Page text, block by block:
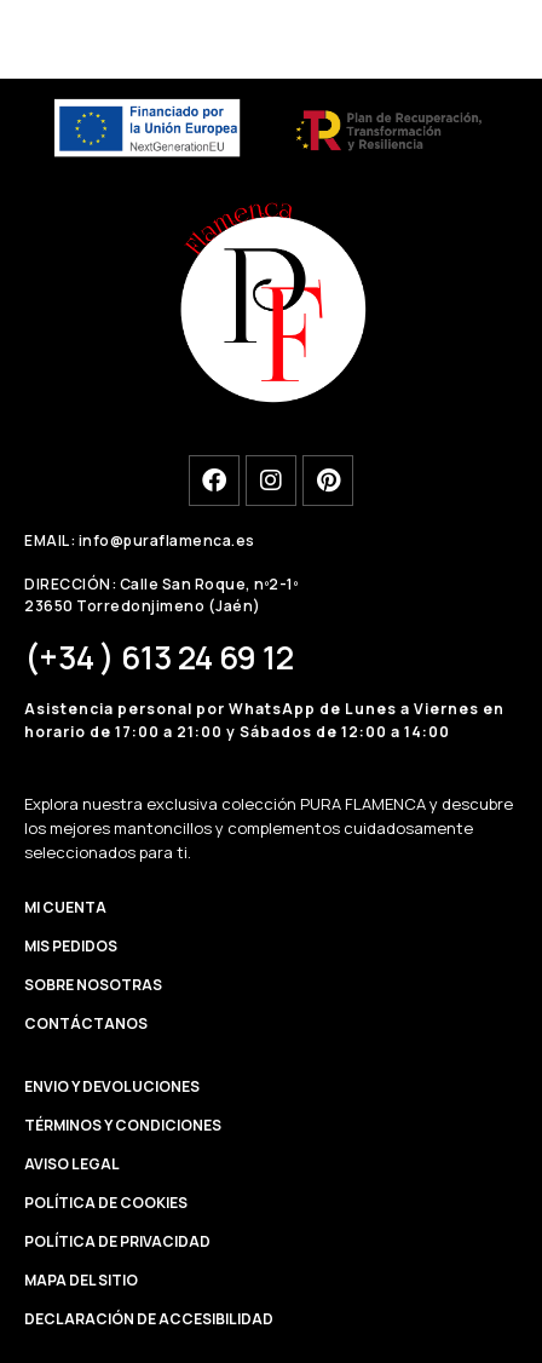
EMAIL: info@puraflamenca.es
DIRECCIÓN: Calle San Roque, nº2-1º
23650 Torredonjimeno (Jaén)
(+34 ) 613 24 69 12
Asistencia personal por WhatsApp de Lunes a Viernes en
horario de 17:00 a 21:00 y Sábados de 12:00 a 14:00
Explora nuestra exclusiva colección PURA FLAMENCA y descubre
los mejores mantoncillos y complementos cuidadosamente
seleccionados para ti.
MI CUENTA
MIS PEDIDOS
SOBRE NOSOTRAS
CONTÁCTANOS
ENVIO Y DEVOLUCIONES
TÉRMINOS Y CONDICIONES
AVISO LEGAL
POLÍTICA DE COOKIES
POLÍTICA DE PRIVACIDAD
MAPA DEL SITIO
DECLARACIÓN DE ACCESIBILIDAD